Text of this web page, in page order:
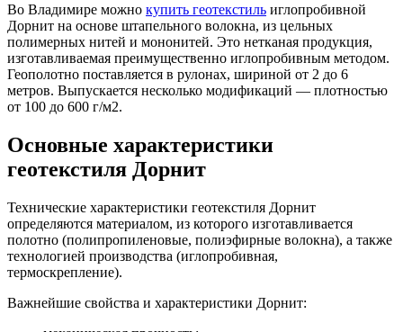
Во Владимире можно купить геотекстиль иглопробивной
Дорнит на основе штапельного волокна, из цельных
полимерных нитей и мононитей. Это нетканая продукция,
изготавливаемая преимущественно иглопробивным методом.
Геополотно поставляется в рулонах, шириной от 2 до 6
метров. Выпускается несколько модификаций — плотностью
от 100 до 600 г/м2.
Основные характеристики
геотекстиля Дорнит
Технические характеристики геотекстиля Дорнит
определяются материалом, из которого изготавливается
полотно (полипропиленовые, полиэфирные волокна), а также
технологией производства (иглопробивная,
термоскрепление).
Важнейшие свойства и характеристики Дорнит: